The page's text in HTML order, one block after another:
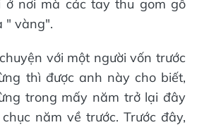
ở nơi mà các tay thu gom gỗ
" vàng".
với một người vốn trước
thì được anh này cho biết,
trong mấy năm trở lại đây
năm về trước. Trước đây,